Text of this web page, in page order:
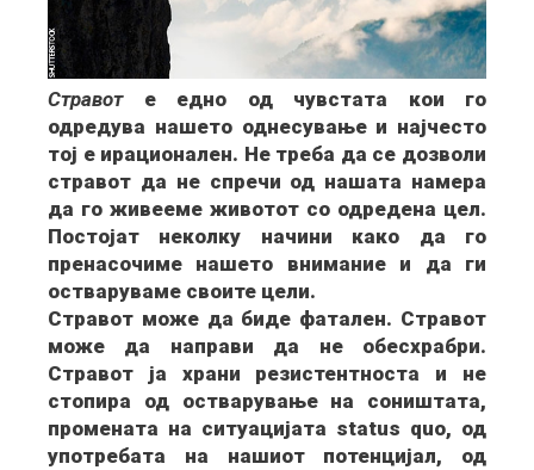
Стравоте едно од чувстата кои го
одредува нашето однесување и најчесто
тој е ирационален. Не треба да се дозволи
стравот да не спречи од нашата намера
да го живееме животот со одредена цел.
Постојат неколку начини како да го
пренасочиме нашето внимание и да ги
остваруваме своите цели.
Стравот може да биде фатален. Стравот
може да направи да не обесхрабри.
Стравот ја храни резистентноста и не
стопира од остварување на соништата,
промената на ситуацијата status quo, од
употребата на нашиот потенцијал, од